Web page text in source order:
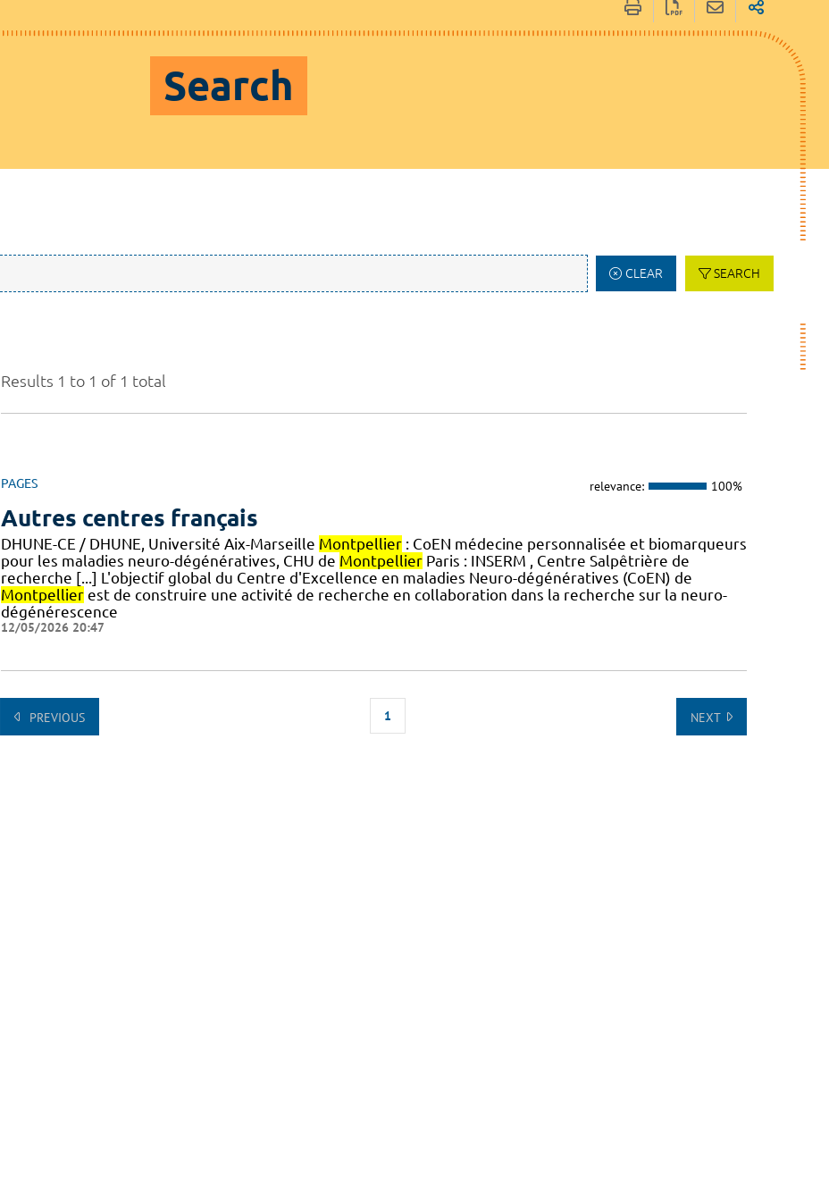
Search
CLEAR SEARCH
Results 1 to 1 of 1 total
PAGES relevance: 100%
Autres centres français
DHUNE-CE / DHUNE, Université Aix-Marseille Montpellier: CoEN médecine personnalisée et biomarqueurs
pour les maladies neuro-dégénératives, CHU de MontpellierParis : INSERM , Centre Salpêtrière de
recherche [...] L'objectif global du Centre d'Excellence en maladies Neuro-dégénératives (CoEN) de
Montpellierest de construire une activité de recherche en collaboration dans la recherche sur la neuro-
dégénérescence
12/05/2026 20:47
PREVIOUS 1 NEXT